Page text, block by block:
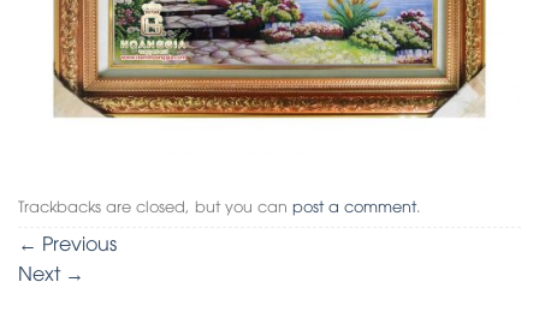
Trackbacks are closed, but you can post a comment.
← Previous
Next →